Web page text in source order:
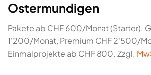
Ostermundigen
Pakete ab CHF 600/Monat (Starter).
1'200/Monat, Premium CHF 2'500/
Einmalprojekte ab CHF 800. Zzgl.